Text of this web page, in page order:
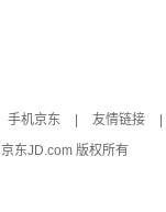
手机京东 友情链接
京东JD.com 版权所有